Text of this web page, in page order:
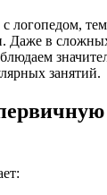
с логопедом,
Даже в
занятий.